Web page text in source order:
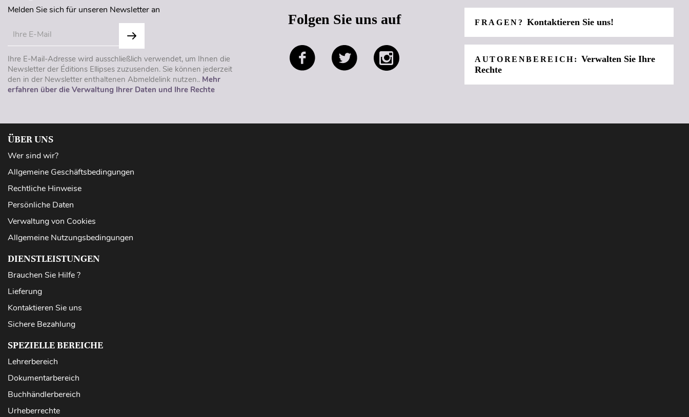
Melden Sie sich für unseren Newsletter an
Ihre E-Mail-Adresse wird ausschließlich verwendet, um Ihnen die
Newsletter der Éditions Ellipses zuzusenden. Sie können jederzeit
den in der Newsletter enthaltenen Abmeldelink nutzen.. Mehr
erfahren über die Verwaltung Ihrer Daten und Ihre Rechte
Folgen Sie uns auf FRAGEN?Kontaktieren Sie uns!
AUTORENBEREICH:Verwalten Sie Ihre
Rechte
ÜBER UNS
Wer sind wir?
Allgemeine Geschäftsbedingungen
Rechtliche Hinweise
Persönliche Daten
Verwaltung von Cookies
Allgemeine Nutzungsbedingungen
DIENSTLEISTUNGEN
Brauchen Sie Hilfe ?
Lieferung
Kontaktieren Sie uns
Sichere Bezahlung
SPEZIELLE BEREICHE
Lehrerbereich
Dokumentarbereich
Buchhändlerbereich
Urheberrechte